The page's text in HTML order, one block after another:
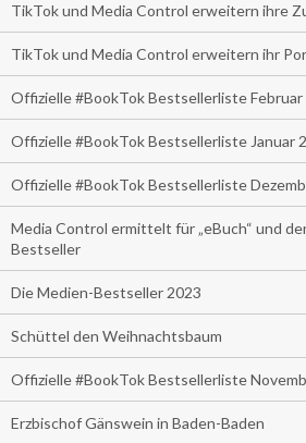
TikTok und Media Control erweitern ihre
TikTok und Media Control erweitern ihr
Offizielle #BookTok Bestsellerliste Februar
Offizielle #BookTok Bestsellerliste Januar
Offizielle #BookTok Bestsellerliste
Media Control ermittelt für „eBuch“ und
Bestseller
Die Medien-Bestseller 2023
Schüttel den Weihnachtsbaum
Offizielle #BookTok Bestsellerliste
Erzbischof Gänswein in Baden-Baden